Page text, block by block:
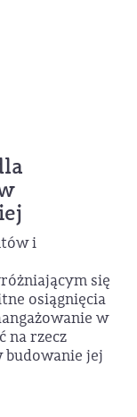
i
się
osiągnięcia
w
na rzecz
budowanie jej